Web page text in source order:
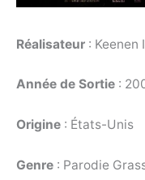
Réalisateur : Keenen
Année de Sortie :
Origine : États-Unis
Genre : Parodie